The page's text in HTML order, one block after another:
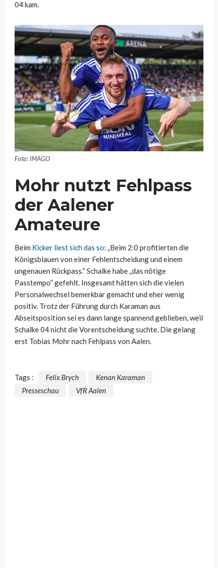
04 kam.
Foto: IMAGO
Mohr nutzt Fehlpass
der Aalener
Amateure
Beim Kicker liest sich das so: „Beim 2:0 profitierten die
Königsblauen von einer Fehlentscheidung und einem
ungenauen Rückpass.“ Schalke habe „das nötige
Passtempo“ gefehlt. Insgesamt hätten sich die vielen
Personalwechsel bemerkbar gemacht und eher wenig
positiv. Trotz der Führung durch Karaman aus
Abseitsposition sei es dann lange spannend geblieben, weil
Schalke 04 nicht die Vorentscheidung suchte. Die gelang
erst Tobias Mohr nach Fehlpass von Aalen.
Tags : Felix Brych
Kenan Karaman
Presseschau
VfR Aalen